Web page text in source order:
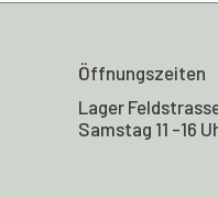
Öffnungszeiten
Lager
Samstag 11 -16